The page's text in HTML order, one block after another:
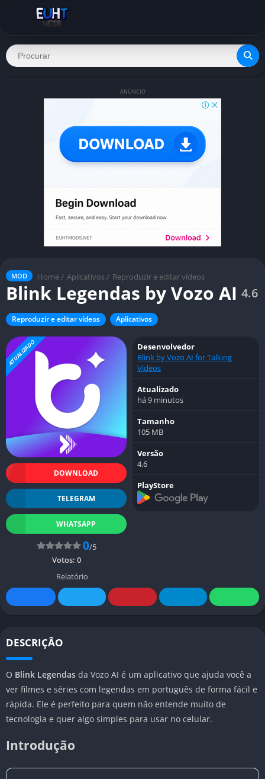
ANÚNCIO
MOD Home / Aplicativos / Reproduzir e editar vídeos
Blink Legendas by Vozo AI 4.6
Reproduzir e editar vídeos Aplicativos
ATUALIZADO
DOWNLOAD
TELEGRAM
WHATSAPP
0/5
Votos: 0
Relatório
Desenvolvedor
Blink by Vozo AI for Talking
Videos
Atualizado
há 9 minutos
Tamanho
105 MB
Versão
4.6
PlayStore
DESCRIÇÃO
O Blink Legendas da Vozo AI é um aplicativo que ajuda você a
ver filmes e séries com legendas em português de forma fácil e
rápida. Ele é perfeito para quem não entende muito de
tecnologia e quer algo simples para usar no celular.
Introdução